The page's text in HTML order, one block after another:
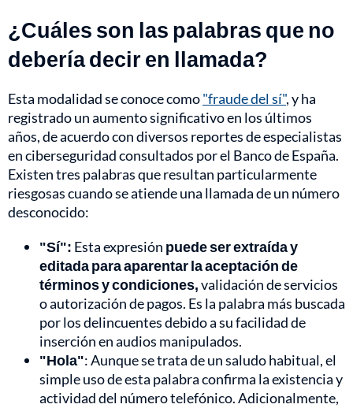
¿Cuáles son las palabras que no
debería decir en llamada?
Esta modalidad se conoce como"fraude del sí", y ha
registrado un aumento significativo en los últimos
años, de acuerdo con diversos reportes de especialistas
en ciberseguridad consultados por el Banco de España.
Existen tres palabras que resultan particularmente
riesgosas cuando se atiende una llamada de un número
desconocido:
"Sí": Esta expresión puede ser extraída y
editada para aparentar la aceptación de
términos y condiciones,validación de servicios
o autorización de pagos. Es la palabra más buscada
por los delincuentes debido a su facilidad de
inserción en audios manipulados.
"Hola": Aunque se trata de un saludo habitual, el
simple uso de esta palabra confirma la existencia y
actividad del número telefónico. Adicionalmente,